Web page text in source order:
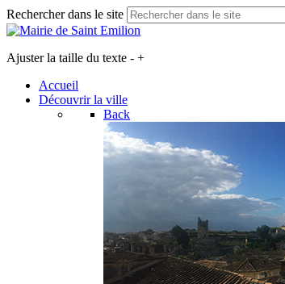
Rechercher dans le site
Ajuster la taille du texte - +
Accueil
Découvrir la ville
Back